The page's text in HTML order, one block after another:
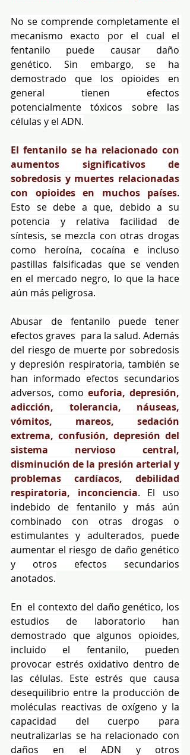
No se comprende completamente el
mecanismo exacto por el cual el
fentanilo puede causar daño
genético. Sin embargo, se ha
demostrado que los opioides en
general tienen efectos
potencialmente tóxicos sobre las
células y el ADN.
El fentanilo se ha relacionado con
aumentos significativos de
sobredosis y muertes relacionadas
con opioides en muchos países.
Esto se debe a que, debido a su
potencia y relativa facilidad de
síntesis, se mezcla con otras drogas
como heroína, cocaína e incluso
pastillas falsificadas que se venden
en el mercado negro, lo que la hace
aún más peligrosa.
Abusar de fentanilo puede tener
efectos graves  para la salud. Además
del riesgo de muerte por sobredosis
y depresión respiratoria, también se
han informado efectos secundarios
adversos, como euforia, depresión,
adicción, tolerancia, náuseas,
vómitos, mareos, sedación
extrema, confusión, depresión del
sistema nervioso central,
disminución de la presión arterial y
problemas cardíacos, debilidad
respiratoria, inconciencia. El uso
indebido de fentanilo y más aún
combinado con otras drogas o
estimulantes y adulterados, puede
aumentar el riesgo de daño genético
y otros efectos secundarios
anotados.
En  el contexto del daño genético, los
estudios de laboratorio han
demostrado que algunos opioides,
incluido el fentanilo, pueden
provocar estrés oxidativo dentro de
las células. Este estrés que causa
desequilibrio entre la producción de
moléculas reactivas de oxígeno y la
capacidad del cuerpo para
neutralizarlas se ha relacionado con
daños en el ADN y otros